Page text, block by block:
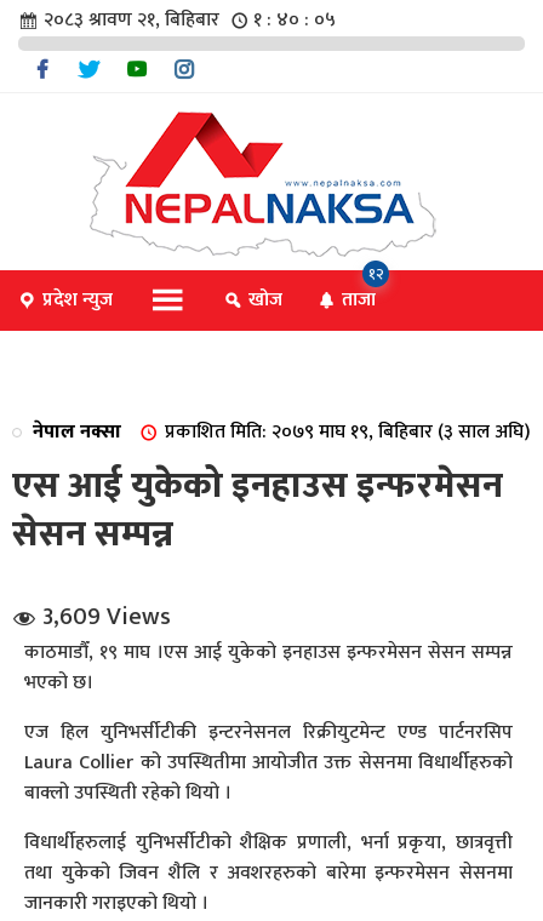
संवाद
२०८३ श्रावण २१, बिहिबार १ : ४० : ०५
प्रदेश न्युज खोज ताजा
१२
नेपाल नक्सा प्रकाशित मिति: २०७९ माघ १९, बिहिबार (३ साल अघि)
एस आई युकेको इनहाउस इन्फरमेसन
सेसन सम्पन्न
3,609 Views
काठमाडौँ, १९ माघ ।एस आई युकेको इनहाउस इन्फरमेसन सेसन सम्पन्न
भएको छ।
एज हिल युनिभर्सीटीकी इन्टरनेसनल रिक्रीयुटमेन्ट एण्ड पार्टनरसिप
Laura Collier को उपस्थितीमा आयोजीत उक्त सेसनमा विधार्थीहरुको
बाक्लो उपस्थिती रहेको थियो ।
विधार्थीहरुलाई युनिभर्सीटीको शैक्षिक प्रणाली, भर्ना प्रकृया, छात्रवृत्ती
तथा युकेको जिवन शैलि र अवशरहरुको बारेमा इन्फरमेसन सेसनमा
जानकारी गराइएको थियो ।